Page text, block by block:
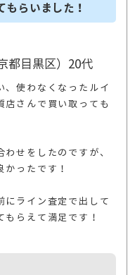
もらいました！
都目黒区）20代
、使わなくなったルイ
店さんで買い取っても
せをしたのですが、
ったです！
にライン査定で出して
らえて満足です！